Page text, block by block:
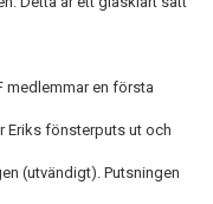
medlemmar en första
Eriks fönsterputs ut och
(utvändigt). Putsningen